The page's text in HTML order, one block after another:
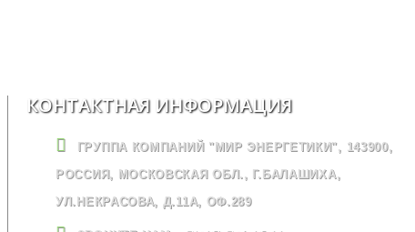
КОНТАКТНАЯ ИНФОРМАЦИЯ
ГРУППА КОМПАНИЙ "МИР ЭНЕРГЕТИКИ", 143900,
РОССИЯ, МОСКОВСКАЯ ОБЛ., Г.БАЛАШИХА,
УЛ.НЕКРАСОВА, Д.11А, ОФ.289